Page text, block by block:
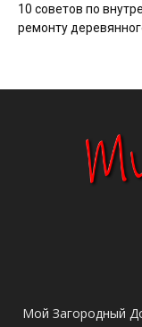
10 советов по
ремонту
Мой Загородный